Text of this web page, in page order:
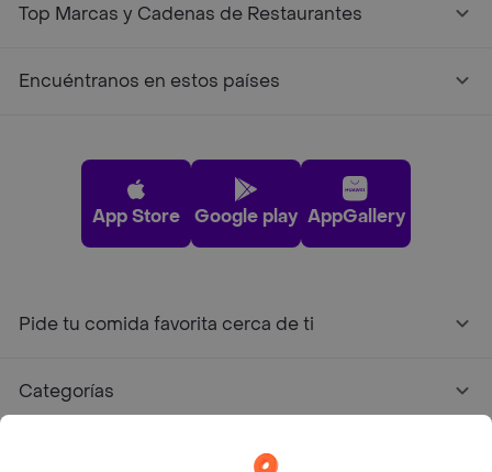
Top Marcas y Cadenas de Restaurantes
Encuéntranos en estos países
App Store Google play AppGallery
Pide tu comida favorita cerca de ti
Categorías